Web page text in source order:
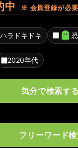
中 ※ 会員登録が必
ラドキドキ
2020年代
気分で検索する
フリーワード